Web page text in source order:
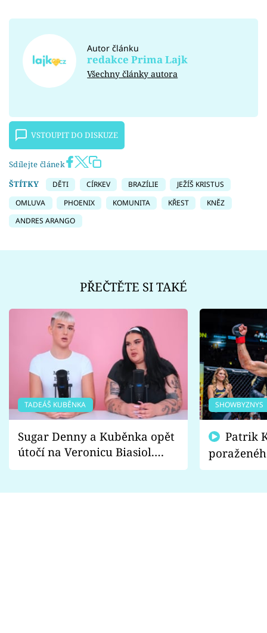
Autor článku
redakce Prima Lajk
Všechny články autora
VSTOUPIT DO DISKUZE
Sdílejte článek
ŠTÍTKY
DĚTI CÍRKEV BRAZÍLIE
JEŽÍŠ KRISTUS
OMLUVA
PHOENIX KOMUNITA KŘEST
KNĚZ
ANDRES ARANGO
PŘEČTĚTE SI TAKÉ
TADEÁŠ KUBĚNKA
Sugar Denny a Kuběnka opět
útočí na Veronicu Biasiol.
Proč je podle nich falešná a
SHOWBYZNYS
fanoušci